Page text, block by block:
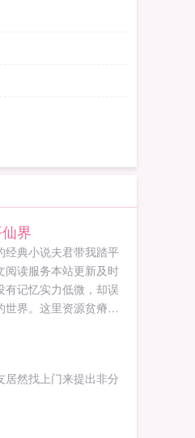
界
经典小说夫君带我踏平
阅读服务本站更新及时
有记忆实力低微，却误
世界。这里资源贫瘠人
，给的每项奖励哪怕
能让她横行此世界，吊
什么她的家中，出现
居然找上门来提出非分